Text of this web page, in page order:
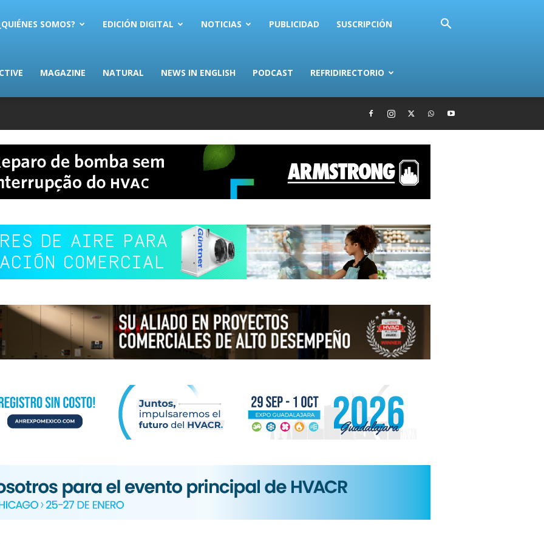
SOMOS? EDICIÓN DIGITAL NOTICIAS PUBLICIDAD SUSCRIPCIÓN
MAGAZINE NATURAL NEWS IN ENGLISH PODCAST REFRIDIRECTORIO